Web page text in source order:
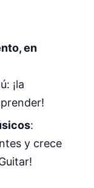
en
¡la
:
y crece